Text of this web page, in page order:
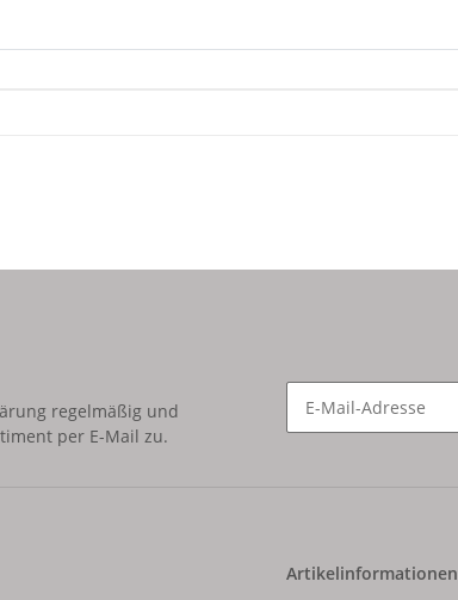
regelmäßig und
per E-Mail zu.
Artikelinformationen